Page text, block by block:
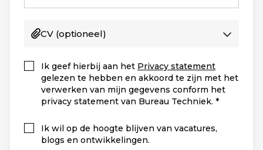
CV (optioneel)
Ik geef hierbij aan het Privacy statement
gelezen te hebben en akkoord te zijn met het
verwerken van mijn gegevens conform het
privacy statement van Bureau Techniek.
Ik wil op de hoogte blijven van vacatures,
blogs en ontwikkelingen.